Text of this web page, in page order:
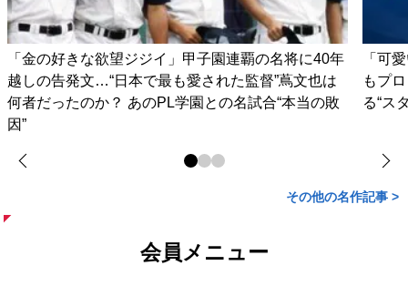
「金の好きな欲望ジジイ」甲子園連覇の名将に40年
越しの告発文…“日本で最も愛された監督”蔦文也は
何者だったのか？ あのPL学園との名試合“本当の敗
因”
「可
もプ
る“ス
その他の名作記事 >
会員メニュー